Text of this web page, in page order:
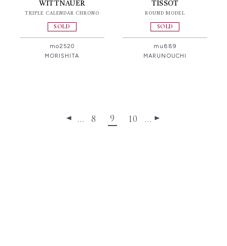
WITTNAUER
TRIPLE CALENDAR CHRONO
SOLD
mo2520
MORISHITA
TISSOT
ROUND MODEL
SOLD
mu889
MARUNOUCHI
◀ … 8 9 10 … ▶